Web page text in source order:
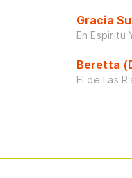
Gracia
En Espiritu
Beretta
El de Las